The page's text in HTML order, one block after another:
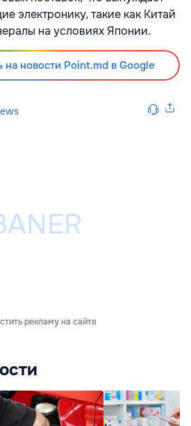
электронику, такие как Китай
на условиях Японии.
новости Point.md в Google
рекламу на сайте